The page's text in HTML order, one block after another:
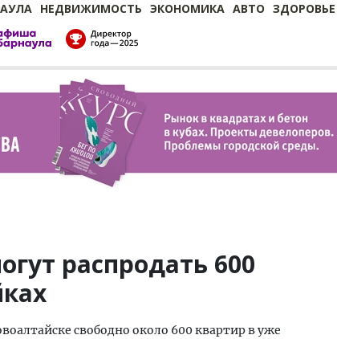
НЕДВИЖИМОСТЬ ЭКОНОМИКА АВТО ЗДОРОВЬЕ
распродать 600
свободно около 600 квартир в уже